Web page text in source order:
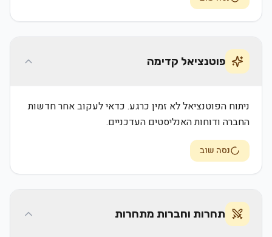
פוטנציאל קדימה
ניתוח הפוטנציאל לא זמין כרגע. כדאי לעקוב אחר חדשות
החברה ודוחות האנליסטים העדכניים.
נסה שוב
תחרות וחברות מתחרות